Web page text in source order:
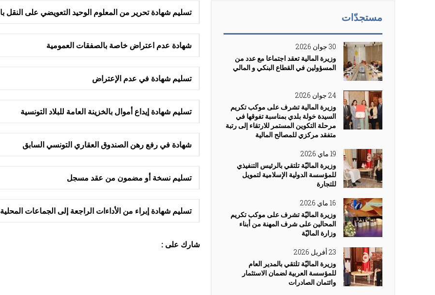
مستجدّات
30 جوان 2026
وزيرة المالية تعقد اجتماعا مع عدد من
المسؤولين في القطاع البنكي و المالي
24 جوان 2026
وزيرة المالية تشرف على موكب تكريم
السيدة خولة بلدي بمناسبة تفوقها في
مرحلة التكوين المستمر للارتقاء إلى رتبة
متفقد مركزي للمصالح المالية
19 ماي 2026
وزيرة الماليّة تلتقي بالرئيس التنفيذي
للمؤسسة الدولية الإسلامية لتمويل
للتجارة
16 ماي 2026
وزيرة الماليّة تشرف على موكب تكريم
المحالين على شرف المهنة من أبناء
وزارة الماليّة
23 أفريل 2026
وزيرة الماليّة تلتقي بالمدير العام
للمؤسسة العربية لضمان الاستثمار
وائتمان الصادرات
تسليم شهادة تحرير من المعلوم الوحيد التعويضي على النقل
شهادة عدم اعتراض خاصة بالصفقات العمومية
تسليم شهادة في عدم الإعتراض
تسليم شهادة إيداع أموال بالخزينة العامة للبلاد التونسية
شهادة في رفع رهن الصندوق العقاري التونسي السابق
تسليم نسخة أو مضمون من عقد مسجل
تسليم شهادة إبراء من الأداءات الراجعة إلى الجماعات المحلية
شارك على :